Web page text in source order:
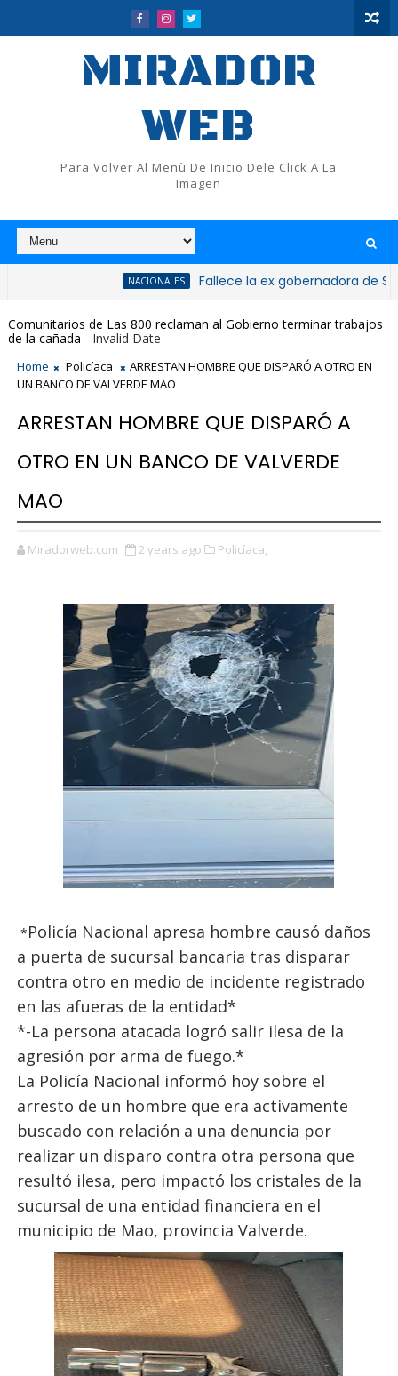
MIRADOR
WEB
Para Volver Al Menù De Inicio Dele Click A La
Imagen
Fallece la ex gobernadora de San
Comunitarios de Las 800 reclaman al Gobierno terminar trabajos
de la cañada - Invalid Date
Home Policíaca
ARRESTAN HOMBRE QUE DISPARÓ A OTRO EN
UN BANCO DE VALVERDE MAO
ARRESTAN HOMBRE QUE DISPARÓ A
OTRO EN UN BANCO DE VALVERDE
MAO
Miradorweb.com 2 years ago Policíaca,
*Policía Nacional apresa hombre causó daños
a puerta de sucursal bancaria tras disparar
contra otro en medio de incidente registrado
en las afueras de la entidad*
*-La persona atacada logró salir ilesa de la
agresión por arma de fuego.*
La Policía Nacional informó hoy sobre el
arresto de un hombre que era activamente
buscado con relación a una denuncia por
realizar un disparo contra otra persona que
resultó ilesa, pero impactó los cristales de la
sucursal de una entidad financiera en el
municipio de Mao, provincia Valverde.